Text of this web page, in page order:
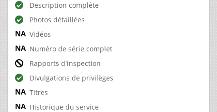
Description complète
Photos détaillées
Vidéos
Numéro de série complet
Rapports d'inspection
Divulgations de privilèges
Titres
Historique du service